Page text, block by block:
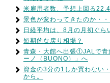
米雇用者数、予想上回る
景色が変わってきたのか・・
日経平均は、8月の月初ぐら
短期的な戻り相場？
青森・大館へ出張①JALで青
ーノ（BUONO）」へ
資金の3分の1しか買わない
から。